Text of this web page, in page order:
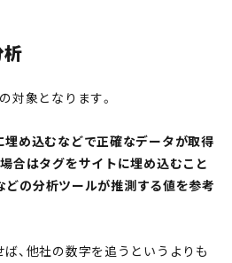
析
対象となります。
め込むなどで正確なデータが取得
合はタグをサイトに埋め込むこと
の分析ツールが推測する値を参考
、他社の数字を追うというよりも